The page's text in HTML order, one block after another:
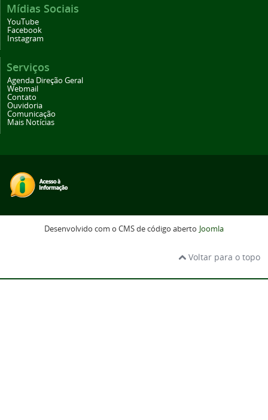
Mídias Sociais
YouTube
Facebook
Instagram
Serviços
Agenda Direção Geral
Webmail
Contato
Ouvidoria
Comunicação
Mais Notícias
Desenvolvido com o CMS de código aberto Joomla
Voltar para o topo